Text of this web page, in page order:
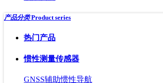
产品分类 Product series
热门产品
惯性测量传感器
GNSS辅助惯性导航